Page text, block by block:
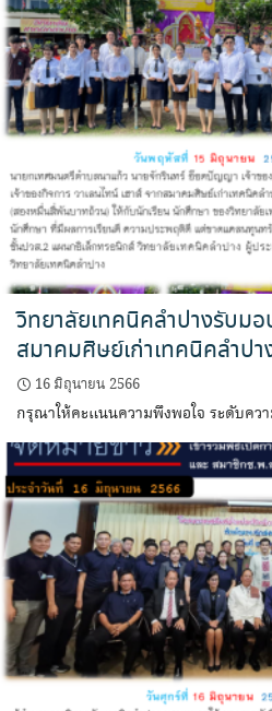
วิทยาลัยเทคนิคลำปางรับม
สมาคมศิษย์เก่าเทคนิคลำปา
16 มิถุนายน 2566
กรุณาให้คะแนนความพึงพอใจ ระดับคว